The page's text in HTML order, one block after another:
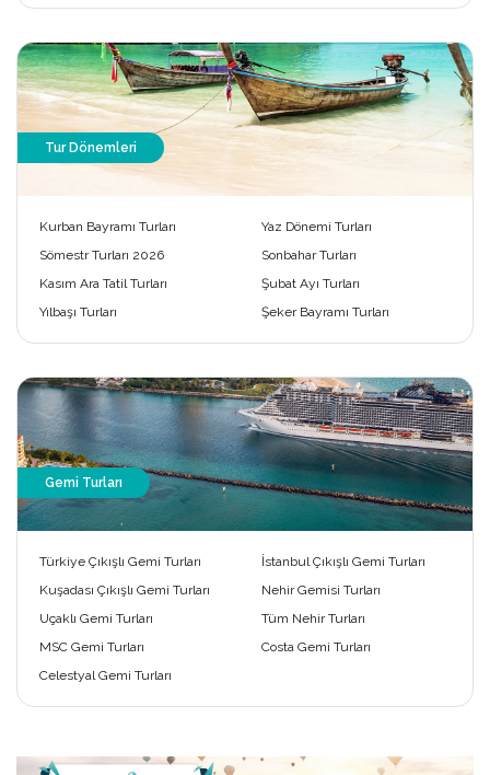
Tur Dönemleri
Kurban Bayramı Turları
Yaz Dönemi Turları
Sömestr Turları 2026
Sonbahar Turları
Kasım Ara Tatil Turları
Şubat Ayı Turları
Yılbaşı Turları
Şeker Bayramı Turları
Gemi Turları
Türkiye Çıkışlı Gemi Turları
İstanbul Çıkışlı Gemi Turları
Kuşadası Çıkışlı Gemi Turları
Nehir Gemisi Turları
Uçaklı Gemi Turları
Tüm Nehir Turları
MSC Gemi Turları
Costa Gemi Turları
Celestyal Gemi Turları